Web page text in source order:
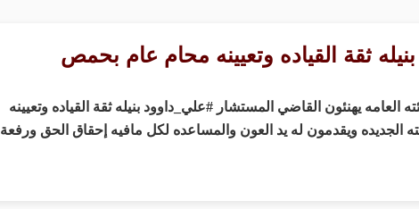
ثقة القياده وتعيينه محام عام بحمص
يهنئون القاضي المستشار #علي_داوود بنيله ثقة القياده وتعيينه
الجديده ويقدمون له يد العون والمساعده لكل مافيه إحقاق الحق ورفعة